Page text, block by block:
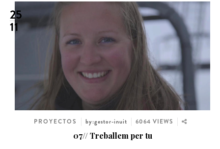
25
11
PROYECTOS by:gestor-inuit 6064 VIEWS
07// Treballem per tu